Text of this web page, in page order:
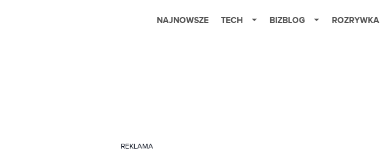
NAJNOWSZE TECH BIZBLOG ROZRYWKA
REKLAMA